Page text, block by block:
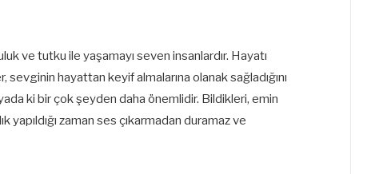
ve tutku ile yaşamayı seven insanlardır. Hayatı
hayattan keyif almalarına olanak sağladığını
ki bir çok şeyden daha önemlidir. Bildikleri, emin
yapıldığı zaman ses çıkarmadan duramaz ve